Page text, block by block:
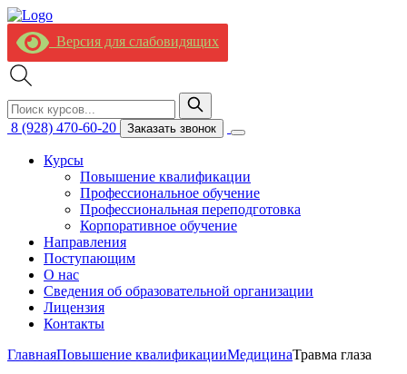
Версия для слабовидящих
8 (928) 470-60-20 Заказать звонок
Курсы
Повышение квалификации
Профессиональное обучение
Профессиональная переподготовка
Корпоративное обучение
Направления
Поступающим
О нас
Сведения об образовательной организации
Лицензия
Контакты
ГлавнаяПовышение квалификацииМедицинаТравма глаза